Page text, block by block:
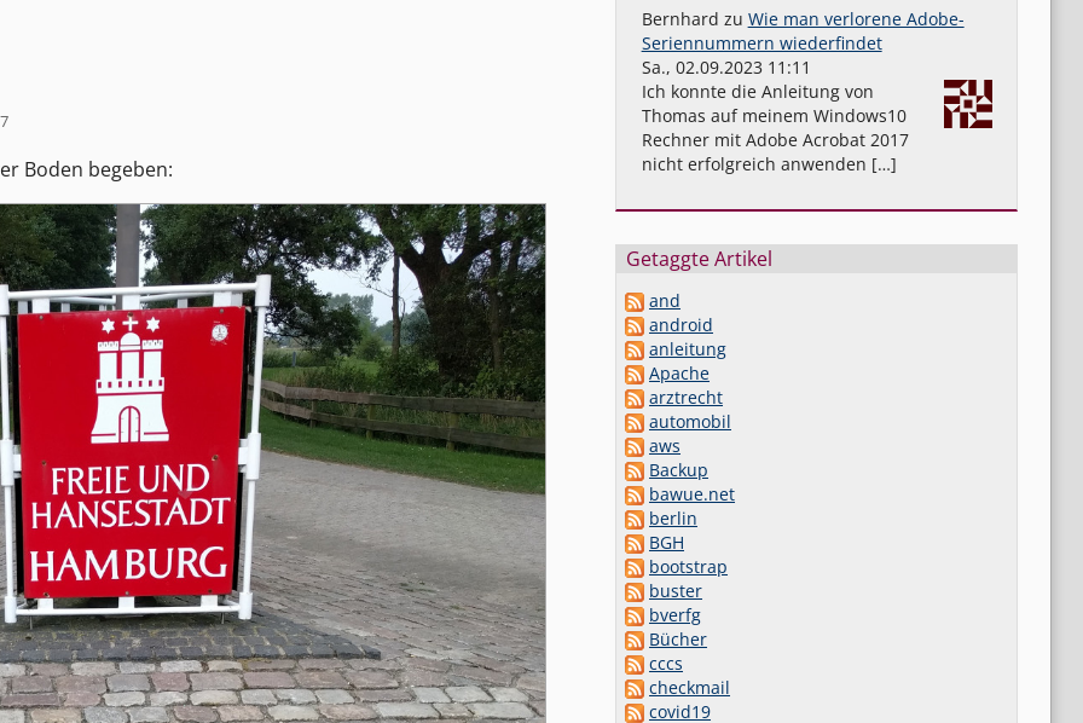
Boden begeben:
Bernhard zu Wie man verlorene Adobe-
Seriennummern wiederfindet
Sa., 02.09.2023 11:11
Ich konnte die Anleitung von
Thomas auf meinem Windows10
Rechner mit Adobe Acrobat 2017
nicht erfolgreich anwenden […]
Getaggte Artikel
and
android
anleitung
Apache
arztrecht
automobil
aws
Backup
bawue.net
berlin
BGH
bootstrap
buster
bverfg
Bücher
cccs
checkmail
covid19